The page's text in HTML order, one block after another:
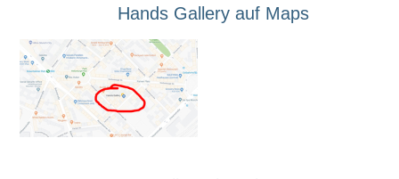
Hands Gallery auf Maps